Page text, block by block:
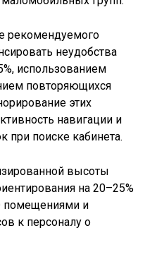
рекомендуемого
неудобства
использованием
повторяющихся
этих
навигации и
при поиске кабинета.
высоты
на 20–25%
помещениями и
к персоналу о